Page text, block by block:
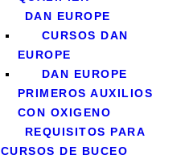
DAN EUROPE
CURSOS DAN
EUROPE
DAN EUROPE
PRIMEROS AUXILIOS
CON OXIGENO
REQUISITOS PARA
CURSOS DE BUCEO